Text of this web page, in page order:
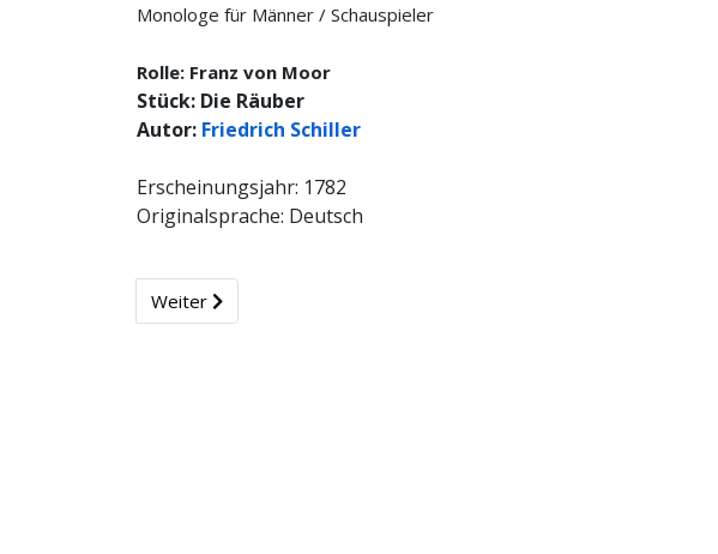
Monologe für Männer / Schauspieler
Rolle: Franz von Moor
Stück: Die Räuber
Autor: Friedrich Schiller
Erscheinungsjahr: 1782
Originalsprache: Deutsch
Weiter